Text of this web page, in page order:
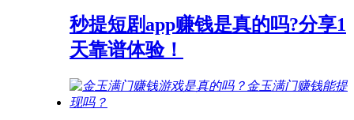
秒提短剧app赚钱是真的吗?分享1
天靠谱体验！